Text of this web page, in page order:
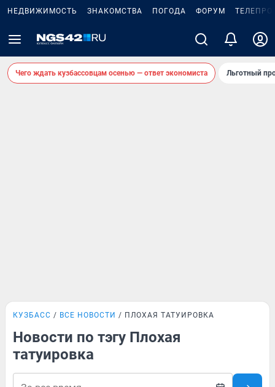
НЕДВИЖИМОСТЬ ЗНАКОМСТВА ПОГОДА ФОРУМ
Чего ждать кузбассовцам осенью — ответ экономиста Льготный
КУЗБАСС ВСЕ НОВОСТИ ПЛОХАЯ ТАТУИРОВКА
Новости по тэгу Плохая
татуировка